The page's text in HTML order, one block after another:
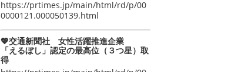
https://prtimes.jp/main/html/rd/p/00
0000121.000050139.html
💖交通新聞社 女性活躍推進企業
「えるぼし」認定の最高位（３つ星）取
得